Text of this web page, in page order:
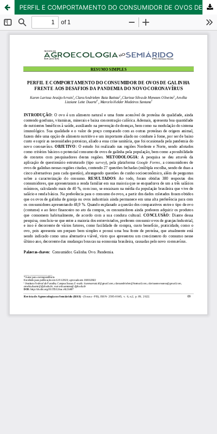
PERFIL E COMPORTAMENTO DO CONSUMIDOR DE OVOS DE GALINHA FRENTE AOS DESAFIOS DA PANDEMIA DO NOVO CORONAVÍRUS